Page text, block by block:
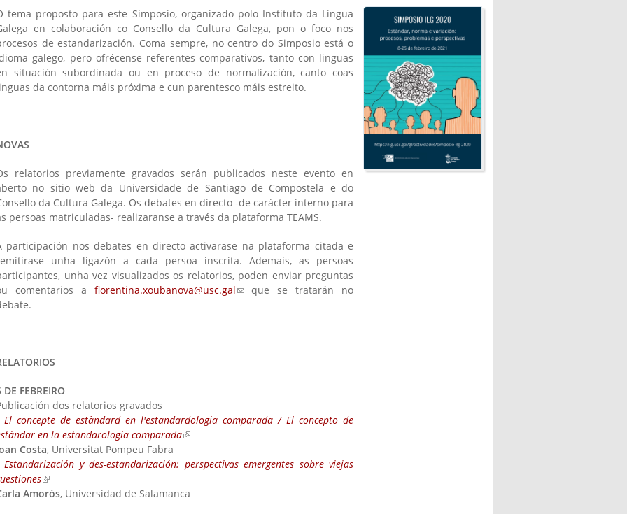
tema proposto para este Simposio, organizado polo Instituto da Lingua
en colaboración co Consello da Cultura Galega, pon o foco nos
de estandarización. Coma sempre, no centro do Simposio está o
galego, pero ofrécense referentes comparativos, tanto con linguas
situación subordinada ou en proceso de normalización, canto coas
da contorna máis próxima e cun parentesco máis estreito.
relatorios previamente gravados serán publicados neste evento en
no sitio web da Universidade de Santiago de Compostela e do
da Cultura Galega. Os debates en directo -de carácter interno para
persoas matriculadas- realizaranse a través da plataforma TEAMS.
participación nos debates en directo activarase na plataforma citada e
unha ligazón a cada persoa inscrita. Ademais, as persoas
unha vez visualizados os relatorios, poden enviar preguntas
comentarios a florentina.xoubanova@usc.gal(link sends e-mail)
que se tratarán no
DE FEBREIRO
dos relatorios gravados
El concepte de estàndard en l'estandardologia comparada / El concepto de
en la estandarología comparada(link is external)
Costa, Universitat Pompeu Fabra
Estandarización y des-estandarización: perspectivas emergentes sobre viejas
(link is external)
Amorós, Universidad de Salamanca